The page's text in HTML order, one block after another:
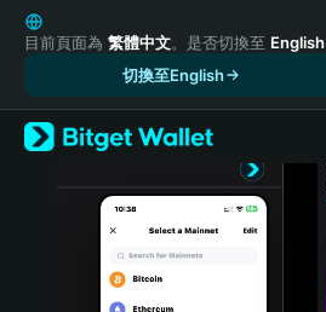
English
日本語
Русский
Español (Latinoamérica)
Türkçe
目前頁面為 繁體中文。是否切換至 English
切換至English